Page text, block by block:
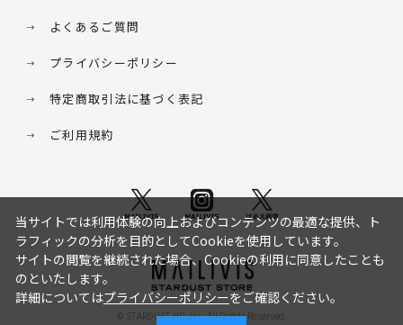
よくあるご質問
プライバシーポリシー
特定商取引法に基づく表記
ご利用規約
© STARDUST HD. inc. All Rights Reserved.
当サイトでは利用体験の向上およびコンテンツの最適な提供、ト
ラフィックの分析を目的としてCookieを使用しています。
サイトの閲覧を継続された場合、Cookieの利用に同意したことも
のといたします。
詳細についてはプライバシーポリシーをご確認ください。